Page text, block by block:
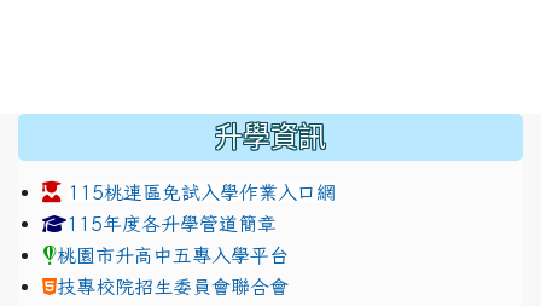
升學資訊
115桃連區免試入學作業入口網
link to https://www.jhjhs.tyc.edu.tw/modules/
115年度各升學管道簡章
桃園市升高中五專入學平台
技專校院招生委員會聯合會